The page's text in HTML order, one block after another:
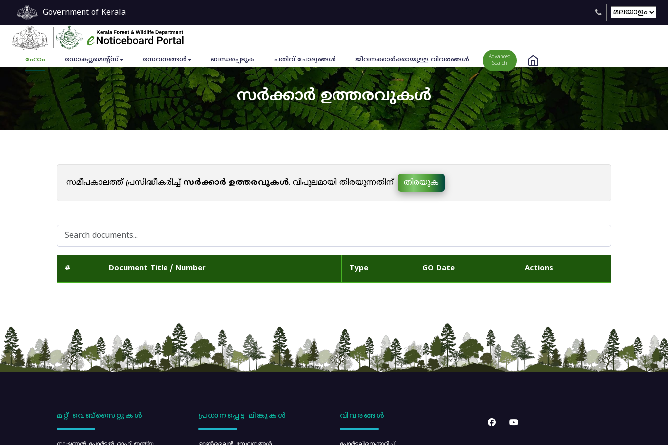
Government of Kerala
ഹോം ഡോക്യുമെൻ്റ്സ് സേവനങ്ങൾ ബന്ധപ്പെടുക പതിവ് ചോദ്യങ്ങൾ ജീവനക്കാര്‍ക്കായുള്ള വിവരങ്ങള്‍
Advanced
Search
സർക്കാർ ഉത്തരവുകൾ
സമീപകാലത്ത് പ്രസിദ്ധീകരിച്ച്സർക്കാർ ഉത്തരവുകൾ. വിപുലമായി തിരയുന്നതിന് തിരയുക
# Document Title / Number Type GO Date Actions
മറ്റ് വെബ്സൈറ്റുകൾ
നാഷണൽ പോർട്ടൽ ഓഫ് ഇന്ത്യ
പ്രധാനപ്പെട്ട ലിങ്കുകൾ
ഓൺലൈൻ സേവനങ്ങൾ
വിവരങ്ങൾ
പോര്‍ട്ടലിനെക്കുറിച്ച്